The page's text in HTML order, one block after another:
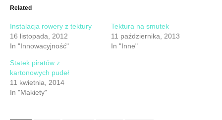
new
Related
Instalacja rowery z tektury
16 listopada, 2012
In "Innowacyjność"
Tektura na smutek
11 października, 2013
In "Inne"
Statek piratów z
kartonowych pudeł
11 kwietnia, 2014
In "Makiety"